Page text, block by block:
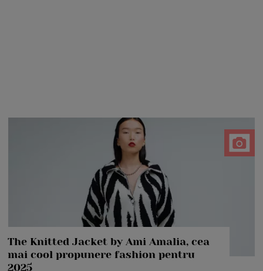
The Knitted Jacket by Ami Amalia, cea
mai cool propunere fashion pentru
2025